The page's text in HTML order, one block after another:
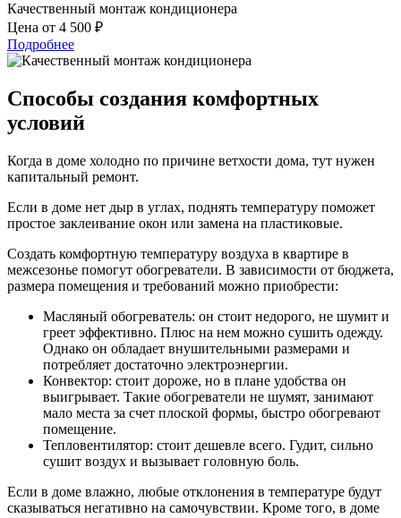
Качественный монтаж кондиционера
Цена от 4 500 ₽
Подробнее
Способы создания комфортных
условий
Когда в доме холодно по причине ветхости дома, тут нужен
капитальный ремонт.
Если в доме нет дыр в углах, поднять температуру поможет
простое заклеивание окон или замена на пластиковые.
Создать комфортную температуру воздуха в квартире в
межсезонье помогут обогреватели. В зависимости от бюджета,
размера помещения и требований можно приобрести:
Масляный обогреватель: он стоит недорого, не шумит и
греет эффективно. Плюс на нем можно сушить одежду.
Однако он обладает внушительными размерами и
потребляет достаточно электроэнергии.
Конвектор: стоит дороже, но в плане удобства он
выигрывает. Такие обогреватели не шумят, занимают
мало места за счет плоской формы, быстро обогревают
помещение.
Тепловентилятор: стоит дешевле всего. Гудит, сильно
сушит воздух и вызывает головную боль.
Если в доме влажно, любые отклонения в температуре будут
сказываться негативно на самочувствии. Кроме того, в доме